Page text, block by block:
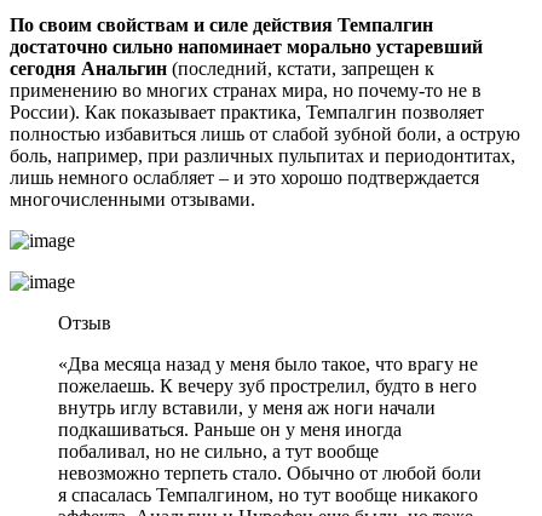
По своим свойствам и силе действия Темпалгин
достаточно сильно напоминает морально устаревший
сегодня Анальгин (последний, кстати, запрещен к
применению во многих странах мира, но почему-то не в
России). Как показывает практика, Темпалгин позволяет
полностью избавиться лишь от слабой зубной боли, а острую
боль, например, при различных пульпитах и периодонтитах,
лишь немного ослабляет – и это хорошо подтверждается
многочисленными отзывами.
Отзыв
«Два месяца назад у меня было такое, что врагу не
пожелаешь. К вечеру зуб прострелил, будто в него
внутрь иглу вставили, у меня аж ноги начали
подкашиваться. Раньше он у меня иногда
побаливал, но не сильно, а тут вообще
невозможно терпеть стало. Обычно от любой боли
я спасалась Темпалгином, но тут вообще никакого